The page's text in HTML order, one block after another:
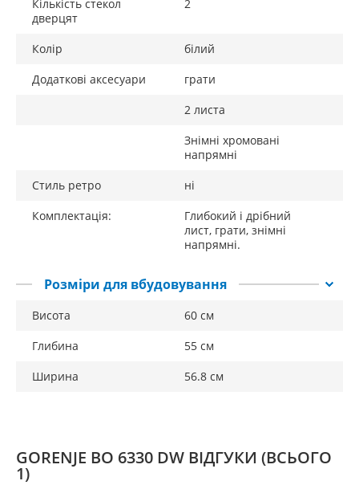
Кількість стекол
дверцят
2
Колір
білий
Додаткові аксесуари
грати
2 листа
Знімні хромовані
напрямні
Стиль ретро
ні
Комплектація:
Глибокий і дрібний
лист, грати, знімні
напрямні.
Розміри для вбудовування
Висота
60 см
Глибина
55 см
Ширина
56.8 см
GORENJE BO 6330 DW ВІДГУКИ (ВСЬОГО
1)